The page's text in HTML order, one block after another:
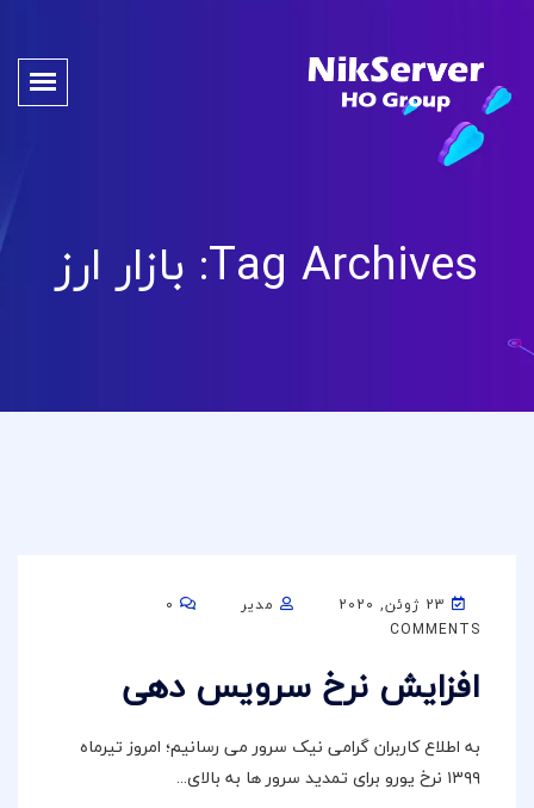
Tag Archives: بازار ارز
مدیر
0
COMMENTS
افزایش نرخ سرویس دهی
به اطلاع کاربران گرامی نیک سرور می رسانیم؛ امروز تیرماه
۱۳۹۹ نرخ یورو برای تمدید سرور ها به بالای...